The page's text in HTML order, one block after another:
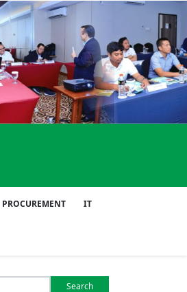
PROCUREMENT IT